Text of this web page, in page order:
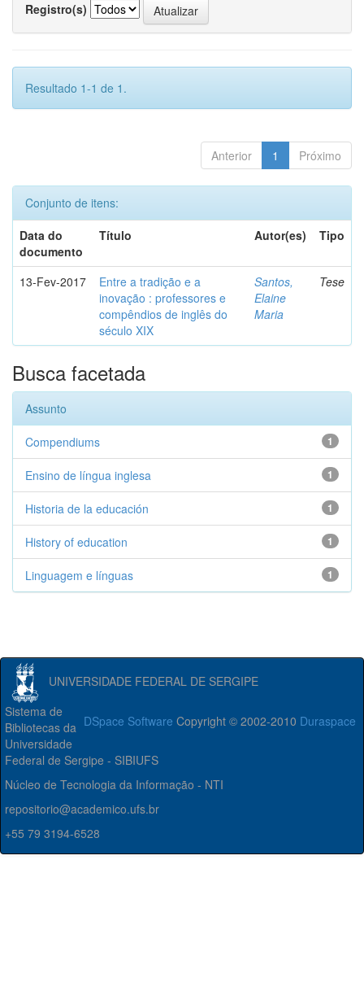
Registro(s)
Resultado 1-1 de 1.
Anterior 1 Próximo
Conjunto de itens:
Data do
documento
Título Autor(es) Tipo
13-Fev-2017
Entre a tradição e a
inovação : professores e
compêndios de inglês do
século XIX
Santos,
Elaine
Maria
Tese
Busca facetada
Assunto
1
Compendiums
1
Ensino de língua inglesa
1
Historia de la educación
1
History of education
1
Linguagem e línguas
UNIVERSIDADE FEDERAL DE SERGIPE
DSpace Software Copyright © 2002-2010 Duraspace
Sistema de
Bibliotecas da
Universidade
Federal de Sergipe - SIBIUFS
Núcleo de Tecnologia da Informação - NTI
repositorio@academico.ufs.br
+55 79 3194-6528